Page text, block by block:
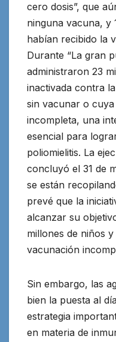
cero dosis”, que
ninguna vacuna, y
habían recibido la
Durante “La gran
administraron 23
inactivada contra
sin vacunar o
incompleta, una
esencial para
poliomielitis. La
concluyó el 31 de
se están
prevé que la
alcanzar su
millones de niños
vacunación
Sin embargo, las
bien la puesta al
estrategia
en materia de